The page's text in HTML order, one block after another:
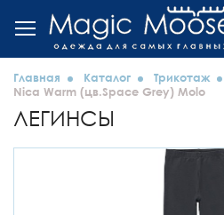
Главная Каталог Трикотаж
Nica Warm (цв.Space Grey) Molo
ЛЕГИНСЫ